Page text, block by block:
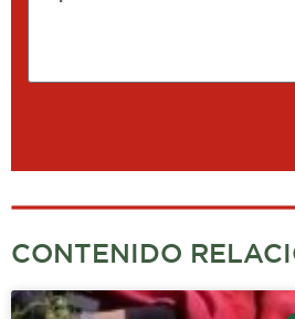
CONTENIDO